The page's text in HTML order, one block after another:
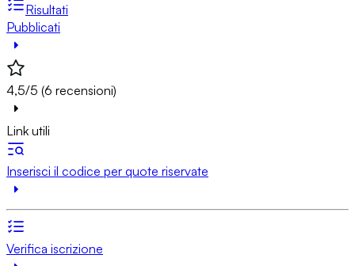
Risultati
Pubblicati
4,5/5 (6 recensioni)
Link utili
Inserisci il codice per quote riservate
Verifica iscrizione